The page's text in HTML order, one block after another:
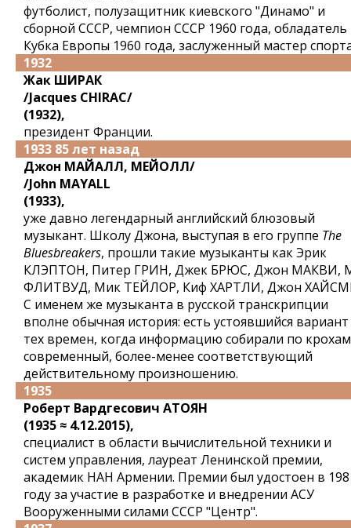
футболист, полузащитник киевского "Динамо" и
сборной СССР, чемпион СССР 1960 года, обладатель
Кубка Европы 1960 года, заслуженный мастер
1932
Жак ШИРАК
/Jacques CHIRAC/
(1932),
президент Франции.
1933 85 лет назад
Джон МАЙАЛЛ, МЕЙОЛЛ/
/John MAYALL
(1933),
уже давно легендарный английский блюзовый
музыкант. Школу Джона, выступая в его группе The
Bluesbreakers, прошли такие музыканты как Эрик
КЛЭПТОН, Питер ГРИН, Джек БРЮС, Джон МАКВИ,
ФЛИТВУД, Мик ТЕЙЛОР, Киф ХАРТЛИ, Джон
С именем же музыканта в русской транскрипции
вполне обычная история: есть устоявшийся вариант
тех времен, когда информацию собирали по
современный, более-менее соответствующий
действительному произношению.
1935
Роберт Вардгесович АТОЯН
(1935 ≈ 4.12.2015),
специалист в области вычислительной техники и
систем управления, лауреат Ленинской премии,
академик НАН Армении. Премии был удостоен в
году за участие в разработке и внедрении АСУ
Вооруженными силами СССР "Центр".